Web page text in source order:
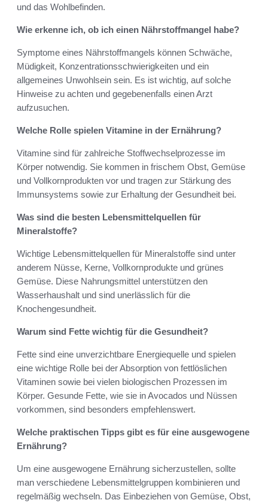
und das Wohlbefinden.
Wie erkenne ich, ob ich einen Nährstoffmangel habe?
Symptome eines Nährstoffmangels können Schwäche,
Müdigkeit, Konzentrationsschwierigkeiten und ein
allgemeines Unwohlsein sein. Es ist wichtig, auf solche
Hinweise zu achten und gegebenenfalls einen Arzt
aufzusuchen.
Welche Rolle spielen Vitamine in der Ernährung?
Vitamine sind für zahlreiche Stoffwechselprozesse im
Körper notwendig. Sie kommen in frischem Obst, Gemüse
und Vollkornprodukten vor und tragen zur Stärkung des
Immunsystems sowie zur Erhaltung der Gesundheit bei.
Was sind die besten Lebensmittelquellen für
Mineralstoffe?
Wichtige Lebensmittelquellen für Mineralstoffe sind unter
anderem Nüsse, Kerne, Vollkornprodukte und grünes
Gemüse. Diese Nahrungsmittel unterstützen den
Wasserhaushalt und sind unerlässlich für die
Knochengesundheit.
Warum sind Fette wichtig für die Gesundheit?
Fette sind eine unverzichtbare Energiequelle und spielen
eine wichtige Rolle bei der Absorption von fettlöslichen
Vitaminen sowie bei vielen biologischen Prozessen im
Körper. Gesunde Fette, wie sie in Avocados und Nüssen
vorkommen, sind besonders empfehlenswert.
Welche praktischen Tipps gibt es für eine ausgewogene
Ernährung?
Um eine ausgewogene Ernährung sicherzustellen, sollte
man verschiedene Lebensmittelgruppen kombinieren und
regelmäßig wechseln. Das Einbeziehen von Gemüse, Obst,